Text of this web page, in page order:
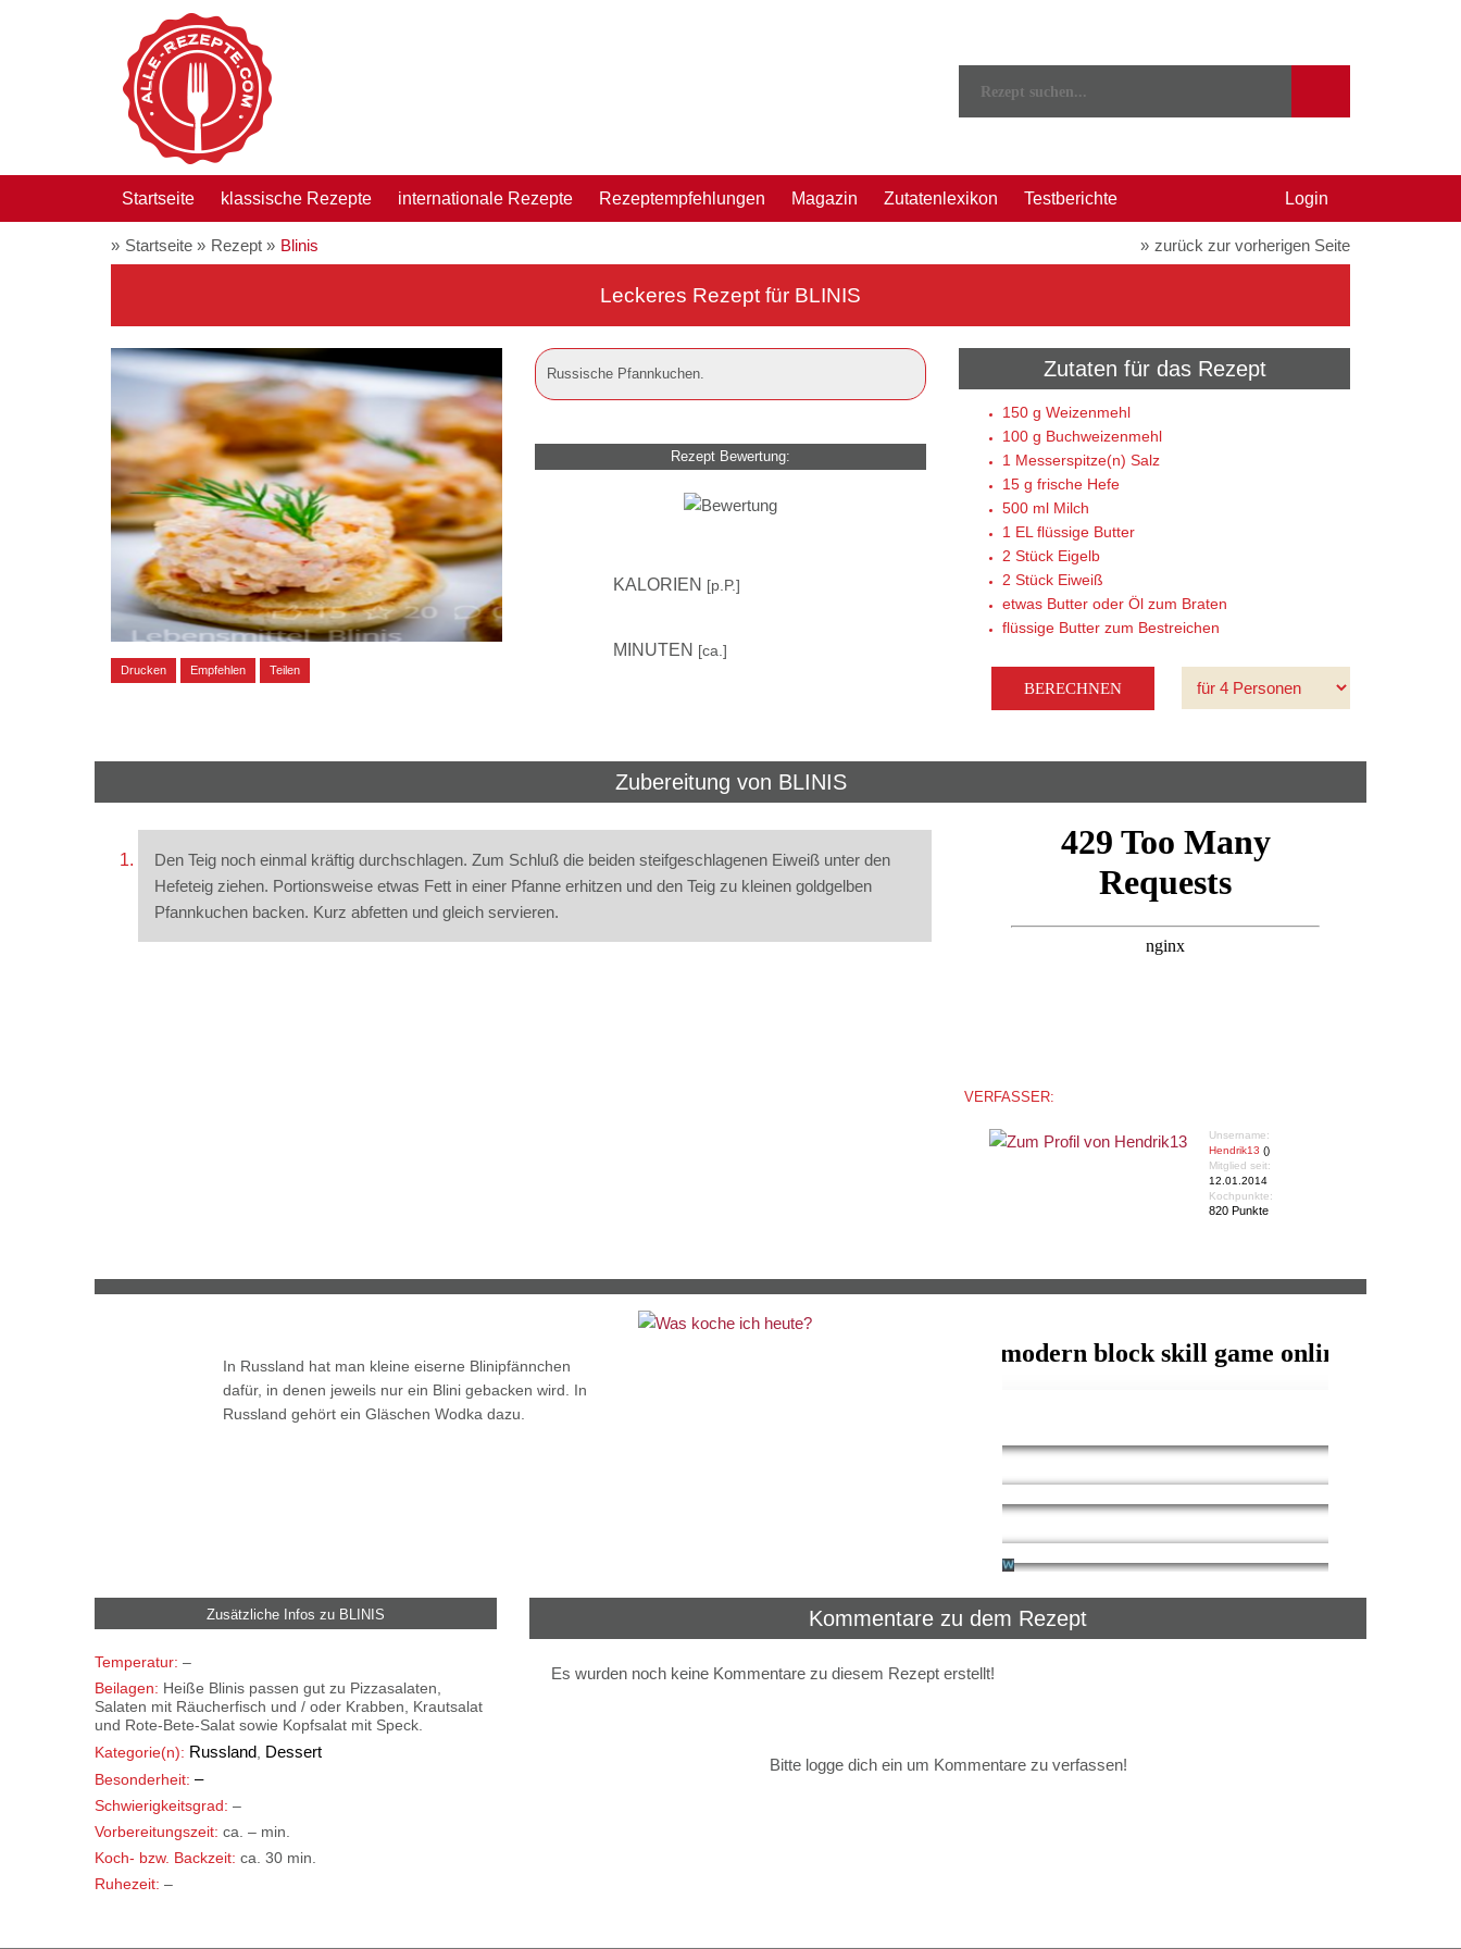
Startseite klassische Rezepte internationale Rezepte Rezeptempfehlungen Magazin Zutatenlexikon Testberichte Login
Startseite Rezept Blinis zurück zur vorherigen Seite
Leckeres Rezept für BLINIS
Drucken Empfehlen Teilen
Russische Pfannkuchen.
Rezept Bewertung:
KALORIEN [p.P.]
MINUTEN [ca.]
Zutaten für das Rezept
150 g Weizenmehl
100 g Buchweizenmehl
1 Messerspitze(n) Salz
15 g frische Hefe
500 ml Milch
1 EL flüssige Butter
2 Stück Eigelb
2 Stück Eiweiß
etwas Butter oder Öl zum Braten
flüssige Butter zum Bestreichen
Zubereitung von BLINIS
Den Teig noch einmal kräftig durchschlagen. Zum Schluß die beiden steifgeschlagenen Eiweiß unter den
Hefeteig ziehen. Portionsweise etwas Fett in einer Pfanne erhitzen und den Teig zu kleinen goldgelben
Pfannkuchen backen. Kurz abfetten und gleich servieren.
VERFASSER:
Unsername:
Hendrik13 ()
Mitglied seit:
12.01.2014
Kochpunkte:
820 Punkte
In Russland hat man kleine eiserne Blinipfännchen
dafür, in denen jeweils nur ein Blini gebacken wird. In
Russland gehört ein Gläschen Wodka dazu.
Zusätzliche Infos zu BLINIS
Temperatur: –
Beilagen: Heiße Blinis passen gut zu Pizzasalaten,
Salaten mit Räucherfisch und / oder Krabben, Krautsalat
und Rote-Bete-Salat sowie Kopfsalat mit Speck.
Kategorie(n): Russland Dessert
Besonderheit: –
Schwierigkeitsgrad: –
Vorbereitungszeit: ca. – min.
Koch- bzw. Backzeit: ca. 30 min.
Ruhezeit: –
Kommentare zu dem Rezept
Es wurden noch keine Kommentare zu diesem Rezept erstellt!
Bitte logge dich ein um Kommentare zu verfassen!